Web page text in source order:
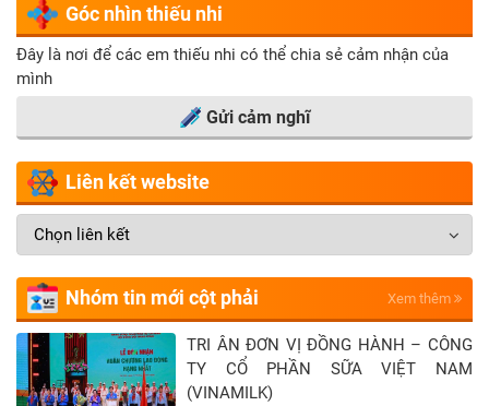
Góc nhìn thiếu nhi
Đây là nơi để các em thiếu nhi có thể chia sẻ cảm nhận của
mình
Gửi cảm nghĩ
Liên kết website
Nhóm tin mới cột phải Xem thêm
TRI ÂN ĐƠN VỊ ĐỒNG HÀNH – CÔNG
TY CỔ PHẦN SỮA VIỆT NAM
(VINAMILK)